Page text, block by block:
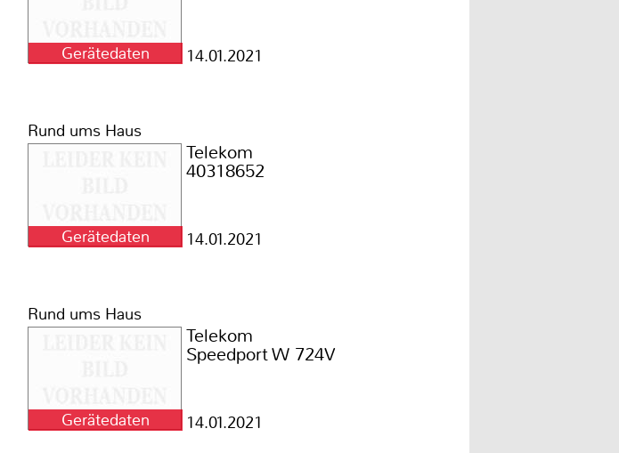
Gerätedaten 14.01.2021
Rund ums Haus
Gerätedaten
Telekom
40318652
14.01.2021
Rund ums Haus
Gerätedaten
Telekom
Speedport W 724V
14.01.2021